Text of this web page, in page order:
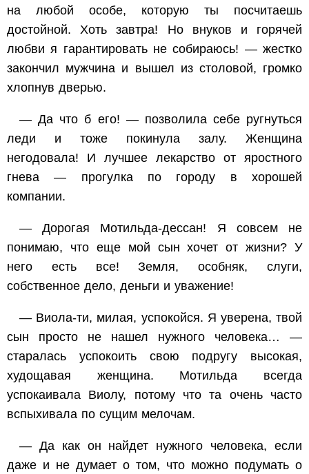
на любой особе, которую ты посчитаешь
достойной. Хоть завтра! Но внуков и горячей
любви я гарантировать не собираюсь! — жестко
закончил мужчина и вышел из столовой, громко
хлопнув дверью.
— Да что б его! — позволила себе ругнуться
леди и тоже покинула залу. Женщина
негодовала! И лучшее лекарство от яростного
гнева — прогулка по городу в хорошей
компании.
— Дорогая Мотильда-дессан! Я совсем не
понимаю, что еще мой сын хочет от жизни? У
него есть все! Земля, особняк, слуги,
собственное дело, деньги и уважение!
— Виола-ти, милая, успокойся. Я уверена, твой
сын просто не нашел нужного человека… —
старалась успокоить свою подругу высокая,
худощавая женщина. Мотильда всегда
успокаивала Виолу, потому что та очень часто
вспыхивала по сущим мелочам.
— Да как он найдет нужного человека, если
даже и не думает о том, что можно подумать о